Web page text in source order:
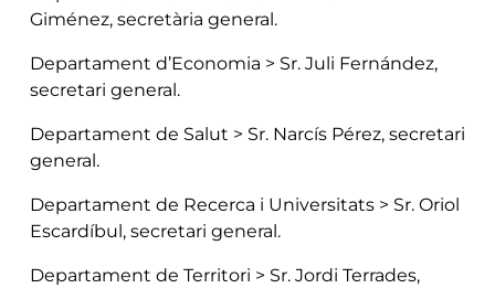
Giménez, secretària general.
Departament d’Economia > Sr. Juli Fernández,
secretari general.
Departament de Salut > Sr. Narcís Pérez, secretari
general.
Departament de Recerca i Universitats > Sr. Oriol
Escardíbul, secretari general.
Departament de Territori > Sr. Jordi Terrades,